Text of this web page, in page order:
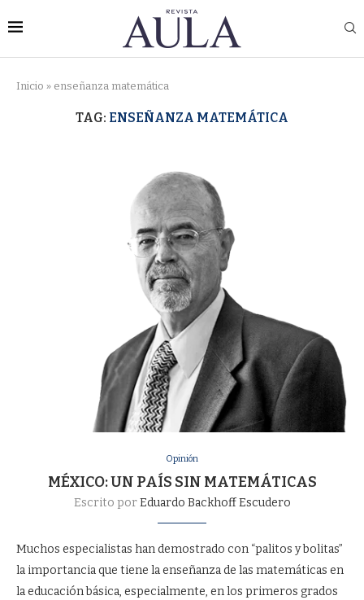
Inicio » enseñanza matemática
TAG: ENSEÑANZA MATEMÁTICA
Opinión
MÉXICO: UN PAÍS SIN MATEMÁTICAS
Escrito porEduardo Backhoff Escudero
Muchos especialistas han demostrado con “palitos y bolitas”
la importancia que tiene la enseñanza de las matemáticas en
la educación básica, especialmente, en los primeros grados